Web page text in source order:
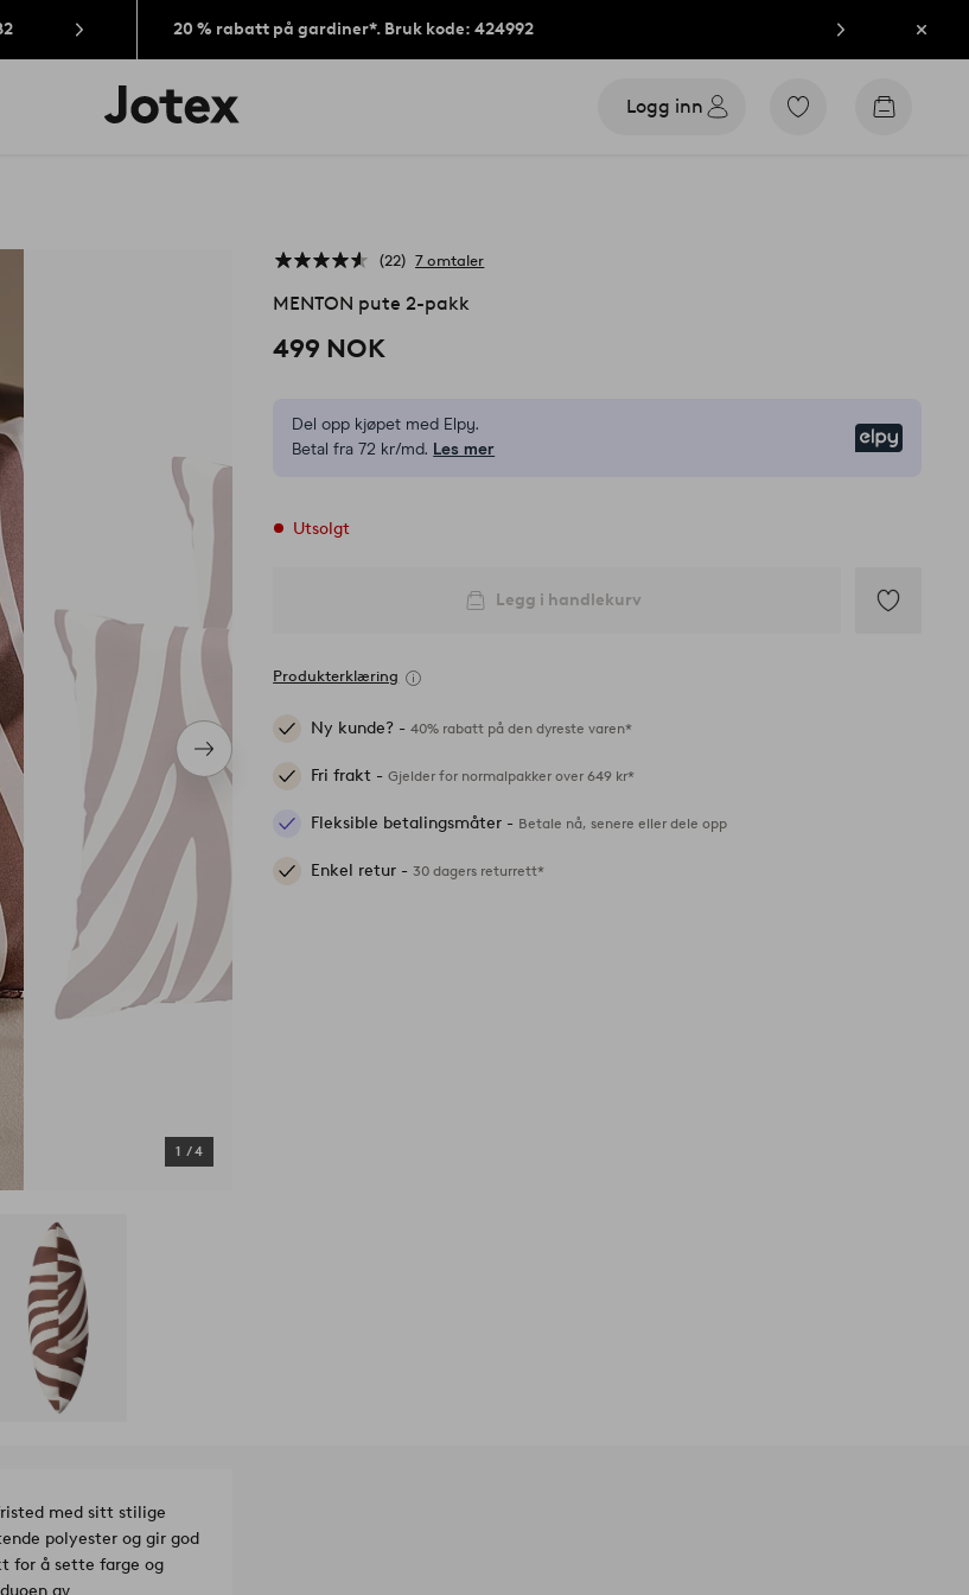
20 % rabatt på gardiner*. Bruk kode: 424992 Lukk
Jotex’
logo
Logg inn
Gå
Gå
Neste
produkt
1 /4
22 7 omtaler
MENTON pute 2-pakk
499 NOK
Del opp kjøpet med Elpy.
Betal fra 72 kr/md. Les mer
Utsolgt
Legg i handlekurv
Produkterklæring
Ny kunde? -40% rabatt på den dyreste varen*
Fri frakt -Gjelder for normalpakker over 649 kr*
Fleksible betalingsmåter - Betale nå, senere eller dele opp
Enkel retur -30 dagers returrett*
med sitt stilige
polyester og gir god
for å sette farge og
av